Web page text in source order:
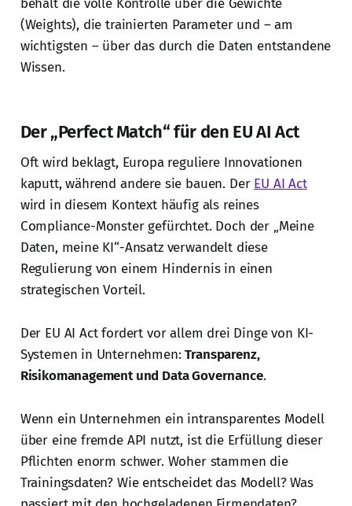
behält die volle Kontrolle über die Gewichte
(Weights), die trainierten Parameter und – am
wichtigsten – über das durch die Daten entstandene
Wissen.
Der „Perfect Match“ für den EU AI Act
Oft wird beklagt, Europa reguliere Innovationen
kaputt, während andere sie bauen. Der EU AI Act
wird in diesem Kontext häufig als reines
Compliance-Monster gefürchtet. Doch der „Meine
Daten, meine KI“-Ansatz verwandelt diese
Regulierung von einem Hindernis in einen
strategischen Vorteil.
Der EU AI Act fordert vor allem drei Dinge von KI-
Systemen in Unternehmen:Transparenz,
Risikomanagement und Data Governance.
Wenn ein Unternehmen ein intransparentes Modell
über eine fremde API nutzt, ist die Erfüllung dieser
Pflichten enorm schwer. Woher stammen die
Trainingsdaten? Wie entscheidet das Modell? Was